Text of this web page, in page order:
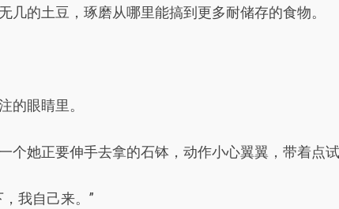
几的土豆，琢磨从哪里能搞到更多耐储存的食物。
的眼睛里。
个她正要伸手去拿的石钵，动作小心翼翼，带着点
我自己来。”